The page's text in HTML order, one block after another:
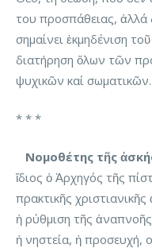
του προσπάθειας,
σημαίνει ἐκμηδένιση
διατήρηση ὅλων τῶν
ψυχικῶν καί σωματικῶν.
* * *
Νομοθέτης τῆς
ἴδιος ὁ Ἀρχηγός τῆς
πρακτικῆς
ἡ ρύθμιση τῆς
ἡ νηστεία, ἡ προσευχή,